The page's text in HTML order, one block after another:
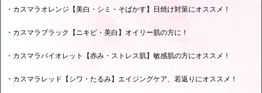
・カスマラオレンジ【美白・シミ・そばかす】日焼け対策にオススメ！
・カスマラブラック【ニキビ・美白】オイリー肌の方に！
・カスマラバイオレット【赤み・ストレス肌】敏感肌の方にオススメ！
・カスマラレッド【シワ・たるみ】エイジングケア、若返りにオススメ！